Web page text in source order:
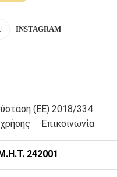
INSTAGRAM
(ΕΕ) 2018/334
Επικοινωνία
242001